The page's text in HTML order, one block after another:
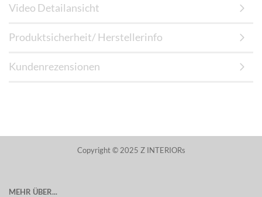
Video Detailansicht
Produktsicherheit/ Herstellerinfo
Kundenrezensionen
Copyright © 2025 Z INTERIORs
MEHR ÜBER...